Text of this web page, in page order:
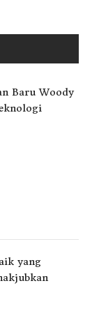
Baru Woody
yang